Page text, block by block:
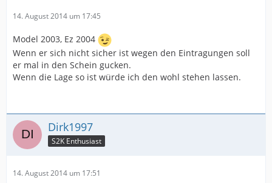
14. August 2014 um 17:45
Model 2003, Ez 2004
Wenn er sich nicht sicher ist wegen den Eintragungen soll
er mal in den Schein gucken.
Wenn die Lage so ist würde ich den wohl stehen lassen.
Dirk1997
S2K Enthusiast
14. August 2014 um 17:51